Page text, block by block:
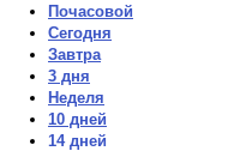
Почасовой
Сегодня
Завтра
3 дня
Неделя
10 дней
14 дней